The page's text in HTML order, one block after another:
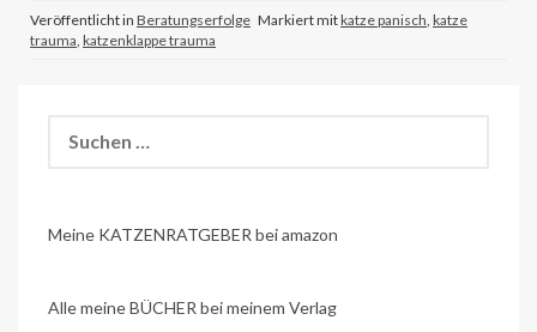
Veröffentlicht in Beratungserfolge Markiert mitkatze panisch, katze
trauma, katzenklappe trauma
nach:
Meine KATZENRATGEBER bei amazon
Alle meine BÜCHER bei meinem Verlag